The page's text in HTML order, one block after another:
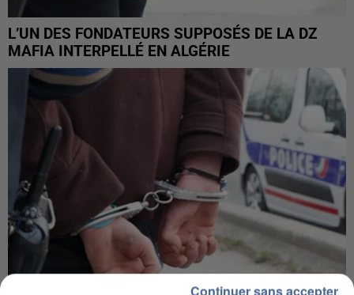
L’UN DES FONDATEURS SUPPOSÉS DE LA DZ
MAFIA INTERPELLÉ EN ALGÉRIE
Continuer sans accepter